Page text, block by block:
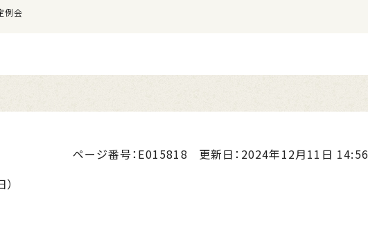
例会
ページ番号：E015818 更新日： 2024年12月11日 14:56